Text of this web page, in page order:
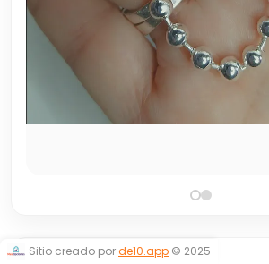
Sitio creado porde10.app © 2025